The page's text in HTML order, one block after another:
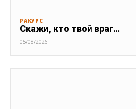
РАКУРС
Скажи, кто твой враг…
05/08/2026